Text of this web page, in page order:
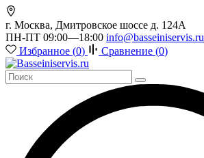
г. Москва, Дмитровское шоссе д. 124А
ПН-ПТ 09:00—18:00 info@basseiniservis.ru
Избранное (0) Сравнение (0)